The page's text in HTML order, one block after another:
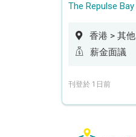
香港 > 其他
薪金面議
刊登於 1日前